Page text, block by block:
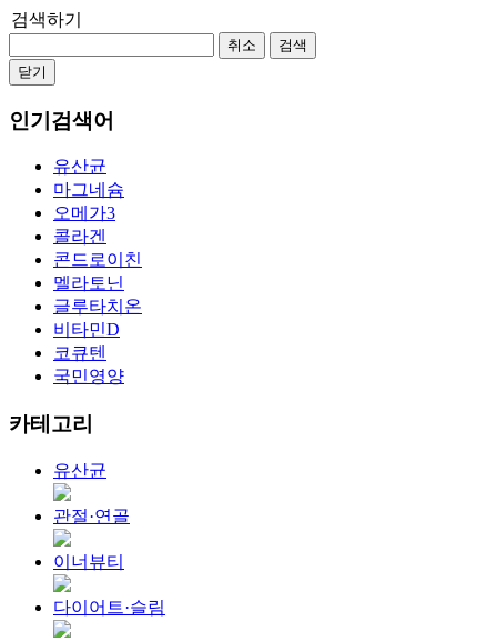
검색하기
취소
검색
닫기
인기검색어
유산균
마그네슘
오메가3
콜라겐
콘드로이친
멜라토닌
글루타치온
비타민D
코큐텐
국민영양
카테고리
유산균
관절·연골
이너뷰티
다이어트·슬림